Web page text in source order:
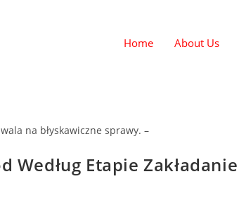
Home About Us
na błyskawiczne sprawy. –
Według Etapie